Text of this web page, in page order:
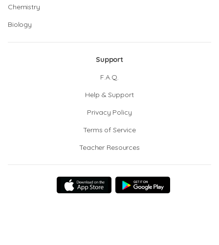
Chemistry
Biology
Support
F.A.Q.
Help & Support
Privacy Policy
Terms of Service
Teacher Resources